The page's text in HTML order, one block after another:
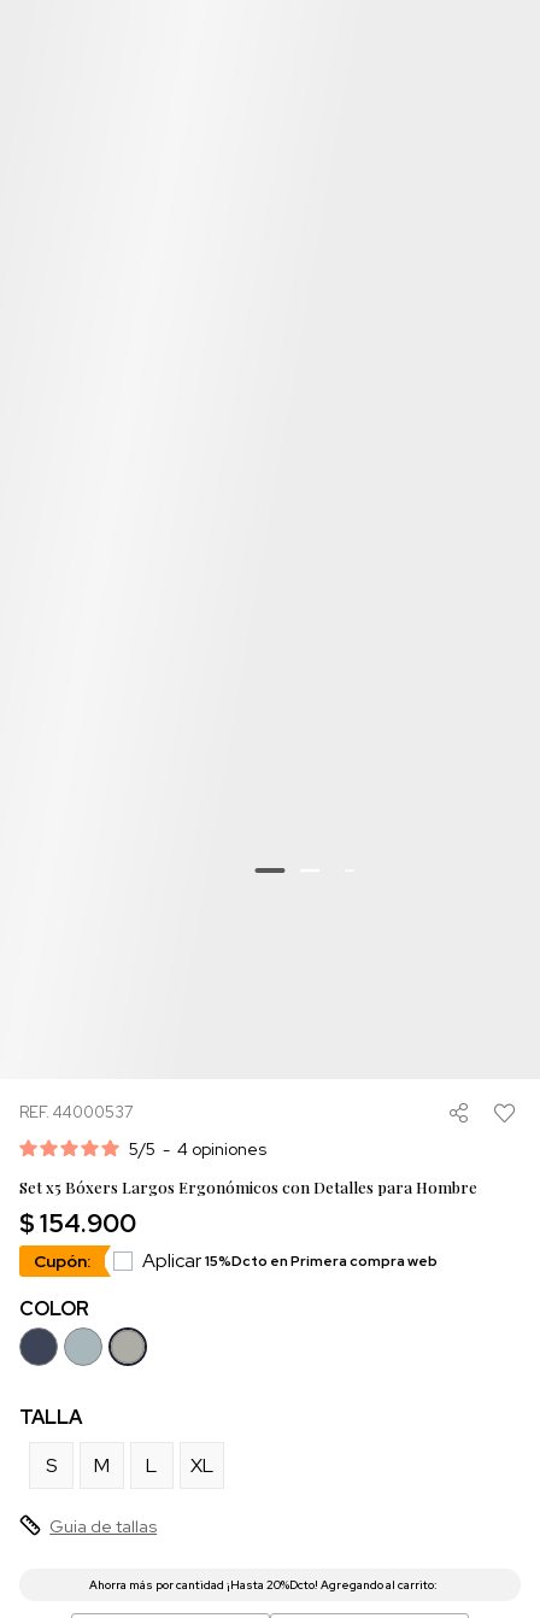
REF. 44000537
5/5 - 4 opiniones
Set x5 Bóxers Largos Ergonómicos con Detalles para Hombre
$ 154.900
Cupón: Aplicar15%Dcto en Primera compra web
COLOR
TALLA
S
M L XL
Guia de tallas